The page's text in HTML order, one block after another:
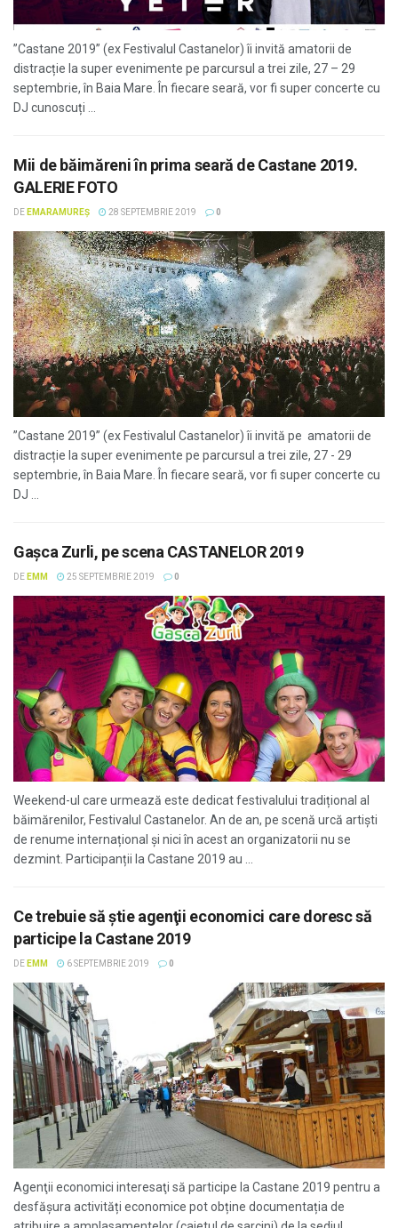
”Castane 2019” (ex Festivalul Castanelor) îi invită amatorii de
distracție la super evenimente pe parcursul a trei zile, 27 – 29
septembrie, în Baia Mare. În fiecare seară, vor fi super concerte cu
DJ cunoscuți ...
Mii de băimăreni în prima seară de Castane 2019.
GALERIE FOTO
DE EMARAMUREȘ 28 SEPTEMBRIE 2019 0
”Castane 2019” (ex Festivalul Castanelor) îi invită pe amatorii de
distracție la super evenimente pe parcursul a trei zile, 27 - 29
septembrie, în Baia Mare. În fiecare seară, vor fi super concerte cu
DJ ...
Gaşca Zurli, pe scena CASTANELOR 2019
DE EMM 25 SEPTEMBRIE 2019 0
Weekend-ul care urmează este dedicat festivalului tradițional al
băimărenilor, Festivalul Castanelor. An de an, pe scenă urcă artiști
de renume internațional și nici în acest an organizatorii nu se
dezmint. Participanții la Castane 2019 au ...
Ce trebuie să ştie agenţii economici care doresc să
participe la Castane 2019
DE EMM 6 SEPTEMBRIE 2019 0
Agenţii economici interesaţi să participe la Castane 2019 pentru a
desfășura activități economice pot obține documentația de